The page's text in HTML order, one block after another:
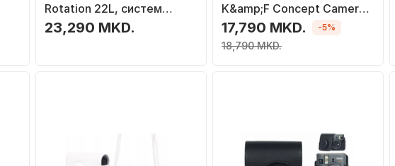
Rotation 22L, систем
Rotation180, 22L, сив
23,290 MKD.
K&amp;F Concept Camera
Backpack 30L, за DSLR, за
лаптоп 15", маслинесто
17,790 MKD.
18,790 MKD.
-5%